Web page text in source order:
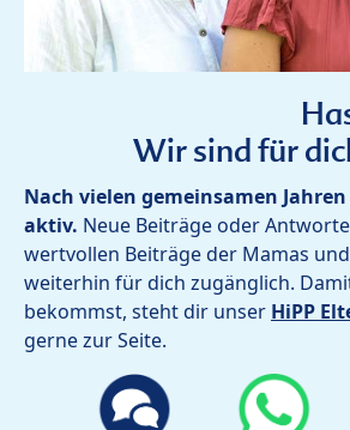
Wir sind für
Nach vielen gemeinsamen
aktiv. Neue Beiträge oder
wertvollen Beiträge der Mamas
weiterhin für dich zugänglich.
bekommst, steht dir unser HiPP
gerne zur Seite.